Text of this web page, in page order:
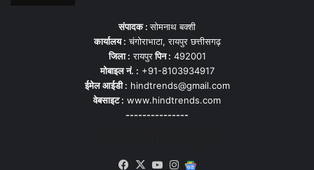
संपादक :सोमनाथ बक्शी
कार्यालय : चंगोराभाटा, रायपुर छत्तीसगढ़
जिला : रायपुरपिन : 492001
मोबाइल नं. : +91-8103934917
ईमेल आईडी : hindtrends@gmail.com
वेबसाइट : www.hindtrends.com
---------------
Facebook
X YouTubeInstagram